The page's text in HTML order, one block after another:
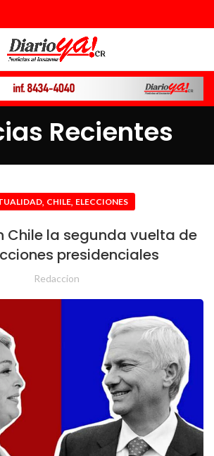
Recientes
, CHILE, ELECCIONES
Chile la segunda vuelta de
presidenciales
Redaccion